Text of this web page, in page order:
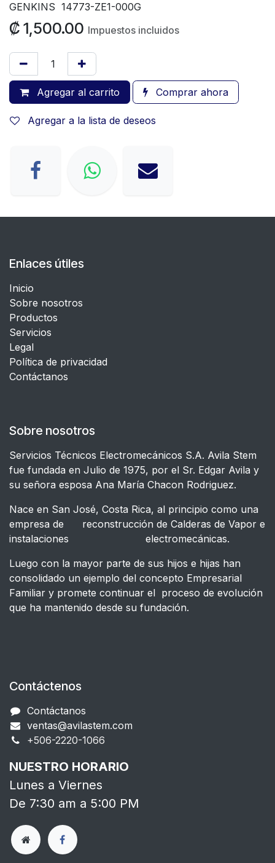
GENKINS 14773-ZE1-000G
₡ 1,500.00 Impuestos incluidos
Agregar al carrito Comprar ahora
Agregar a la lista de deseos
Enlaces útiles
Inicio
Sobre nosotros
Productos
Servicios
Legal
​Política de privacidad
Contáctanos
Sobre nosotros
Servicios Técnicos Electromecánicos S.A. Avila Stem
fue fundada en Julio de 1975, por el Sr. Edgar Avila y
su señora esposa Ana María Chacon Rodriguez.
Nace en San José, Costa Rica, al principio como una
empresa de reconstrucción de Calderas de Vapor e
instalaciones electromecánicas.
Luego con la mayor parte de sus hijos e hijas han
consolidado un ejemplo del concepto Empresarial
Familiar y promete continuar el proceso de evolución
que ha mantenido desde su fundación.
Contáctenos
Contáctanos
ventas@avilastem.com
+506-2220-1066​
NUESTRO HORARIO
Lunes a Viernes
De 7:30 am a 5:00 PM